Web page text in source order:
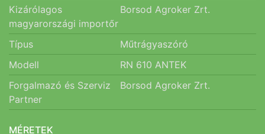
Kizárólagos
magyarországi importőr
Borsod Agroker Zrt.
Típus
Műtrágyaszóró
Modell
RN 610 ANTEK
Forgalmazó és Szerviz
Partner
Borsod Agroker Zrt.
MÉRETEK